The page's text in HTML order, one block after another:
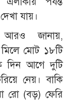
যায়।
আরও জানায়,
মোট ১৮টি
দিন আগে দুটি
নেয়। বাকি
রো (বড়) ফেরি